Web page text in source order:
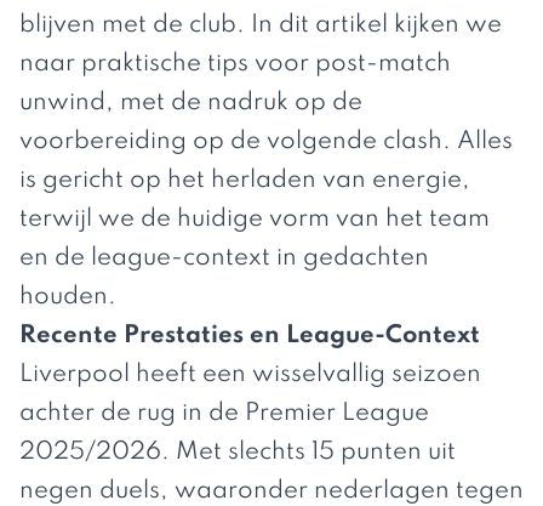
blijven met de club. In dit artikel kijken we
naar praktische tips voor post-match
unwind, met de nadruk op de
voorbereiding op de volgende clash. Alles
is gericht op het herladen van energie,
terwijl we de huidige vorm van het team
en de league-context in gedachten
houden.
Recente Prestaties en League-Context
Liverpool heeft een wisselvallig seizoen
achter de rug in de Premier League
2025/2026. Met slechts 15 punten uit
negen duels, waaronder nederlagen tegen